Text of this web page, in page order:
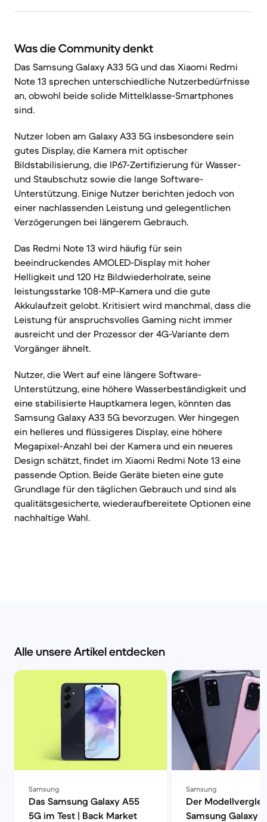
Was die Community denkt
Das Samsung Galaxy A33 5G und das Xiaomi Redmi
Note 13 sprechen unterschiedliche Nutzerbedürfnisse
an, obwohl beide solide Mittelklasse-Smartphones
sind.
Nutzer loben am Galaxy A33 5G insbesondere sein
gutes Display, die Kamera mit optischer
Bildstabilisierung, die IP67-Zertifizierung für Wasser-
und Staubschutz sowie die lange Software-
Unterstützung. Einige Nutzer berichten jedoch von
einer nachlassenden Leistung und gelegentlichen
Verzögerungen bei längerem Gebrauch.
Das Redmi Note 13 wird häufig für sein
beeindruckendes AMOLED-Display mit hoher
Helligkeit und 120 Hz Bildwiederholrate, seine
leistungsstarke 108-MP-Kamera und die gute
Akkulaufzeit gelobt. Kritisiert wird manchmal, dass die
Leistung für anspruchsvolles Gaming nicht immer
ausreicht und der Prozessor der 4G-Variante dem
Vorgänger ähnelt.
Nutzer, die Wert auf eine längere Software-
Unterstützung, eine höhere Wasserbeständigkeit und
eine stabilisierte Hauptkamera legen, könnten das
Samsung Galaxy A33 5G bevorzugen. Wer hingegen
ein helleres und flüssigeres Display, eine höhere
Megapixel-Anzahl bei der Kamera und ein neueres
Design schätzt, findet im Xiaomi Redmi Note 13 eine
passende Option. Beide Geräte bieten eine gute
Grundlage für den täglichen Gebrauch und sind als
qualitätsgesicherte, wiederaufbereitete Optionen eine
nachhaltige Wahl.
Alle unsere Artikel entdecken
Samsung
Das Samsung Galaxy A55
5G im Test | Back Market
Samsung
Der
Samsung Galaxy